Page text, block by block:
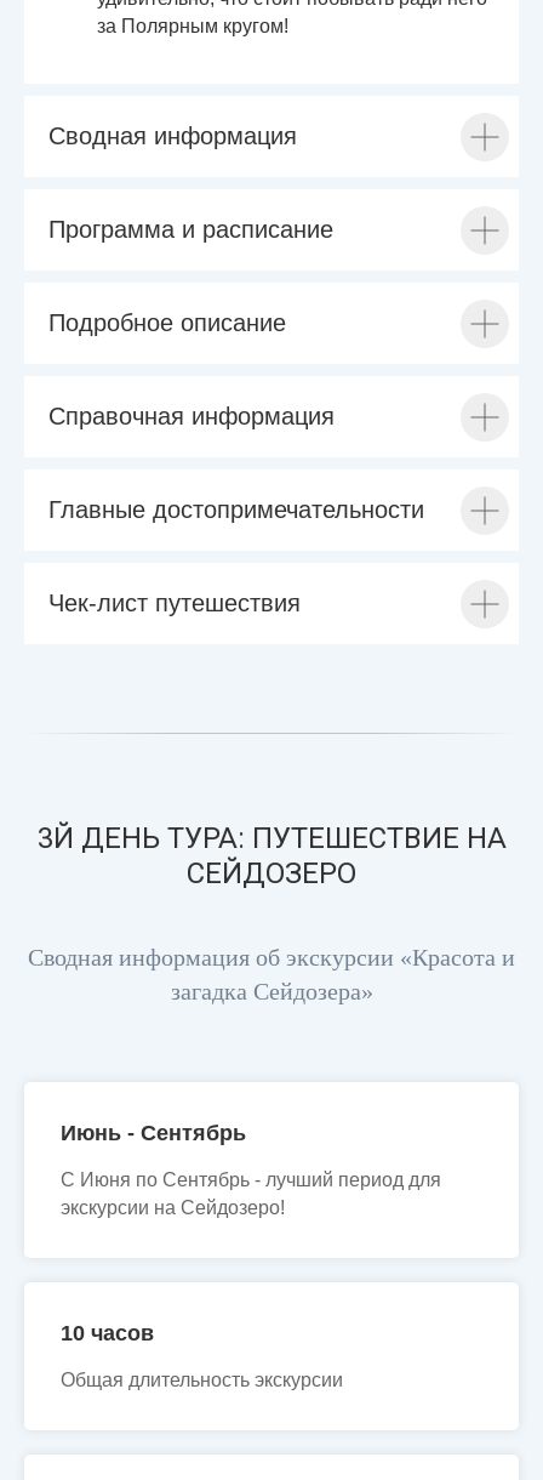
за Полярным кругом!
Сводная информация
Программа и расписание
Подробное описание
Справочная информация
Главные достопримечательности
Чек-лист путешествия
3Й ДЕНЬ ТУРА: ПУТЕШЕСТВИЕ НА
СЕЙДОЗЕРО
Сводная информация об экскурсии «Красота и
загадка Сейдозера»
Июнь - Сентябрь
С Июня по Сентябрь - лучший период для
экскурсии на Сейдозеро!
10 часов
Общая длительность экскурсии